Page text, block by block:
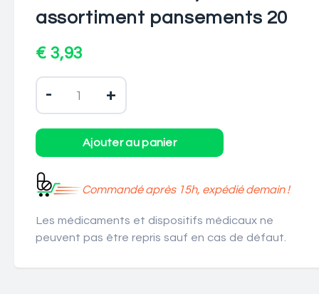
assortiment pansements 20
€ 3,93
- +
Commandé après 15h, expédié demain !
Les médicaments et dispositifs médicaux ne
peuvent pas être repris sauf en cas de défaut.